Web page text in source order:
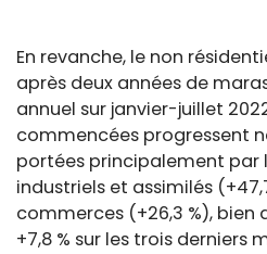
En revanche, le non
après deux années de
annuel sur janvier-juillet
commencées progressent
portées principalement par
industriels et assimilés
commerces (+26,3 %), bien
+7,8 % sur les trois derniers